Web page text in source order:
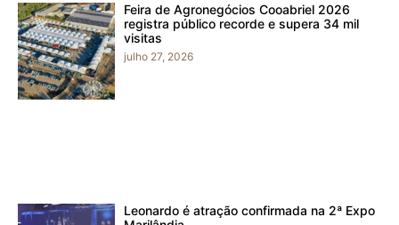
Feira de Agronegócios Cooabriel 2026
registra público recorde e supera 34 mil
visitas
julho 27, 2026
Leonardo é atração confirmada na 2ª Expo